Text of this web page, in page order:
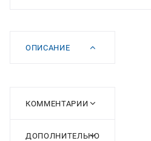
ОПИСАНИЕ
КОММЕНТАРИИ
ДОПОЛНИТЕЛЬНО